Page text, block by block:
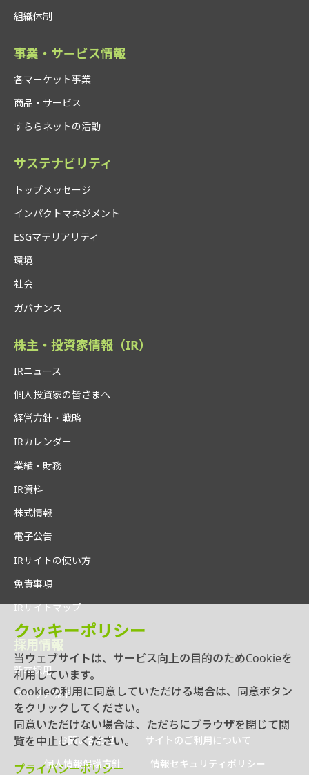
クッキーポリシー
当ウェブサイトは、サービス向上の目的のためCookieを
利用しています。
Cookieの利用に同意していただける場合は、同意ボタン
をクリックしてください。
同意いただけない場合は、ただちにブラウザを閉じて閲
覧を中止してください。
プライバシーポリシー
組織体制
事業・サービス情報
各マーケット事業
商品・サービス
すららネットの活動
サステナビリティ
トップメッセージ
インパクトマネジメント
ESGマテリアリティ
環境
社会
ガバナンス
株主・投資家情報（IR）
IRニュース
個人投資家の皆さまへ
経営方針・戦略
IRカレンダー
業績・財務
IR資料
株式情報
電子公告
IRサイトの使い方
免責事項
IRサイトマップ
採用情報
新卒採用
キャリア採用
お問い合わせ
サイトのご利用について
個人情報保護方針
情報セキュリティポリシー